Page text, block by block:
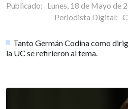
Publicado: Lunes, 18 de Mayo de
Periodista Digital:
Tanto Germán Codina como
la UC se refirieron al tema.